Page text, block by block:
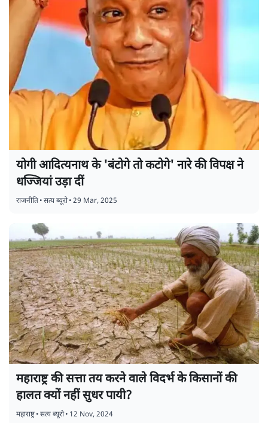
योगी आदित्यनाथ के 'बंटोगे तो कटोगे' नारे की विपक्ष ने
धज्जियां उड़ा दीं
राजनीति•सत्य ब्यूरो•29 Mar, 2025
महाराष्ट्र की सत्ता तय करने वाले विदर्भ के किसानों की
हालत क्यों नहीं सुधर पायी?
महाराष्ट्र•सत्य ब्यूरो• 12 Nov, 2024